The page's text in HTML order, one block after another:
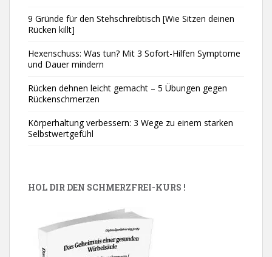
9 Gründe für den Stehschreibtisch [Wie Sitzen deinen
Rücken killt]
Hexenschuss: Was tun? Mit 3 Sofort-Hilfen Symptome
und Dauer mindern
Rücken dehnen leicht gemacht – 5 Übungen gegen
Rückenschmerzen
Körperhaltung verbessern: 3 Wege zu einem starken
Selbstwertgefühl
HOL DIR DEN SCHMERZFREI-KURS !